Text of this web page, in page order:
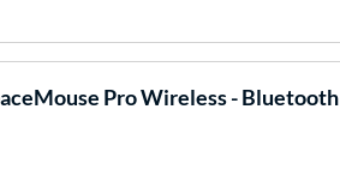
Pro Wireless - Bluetooth